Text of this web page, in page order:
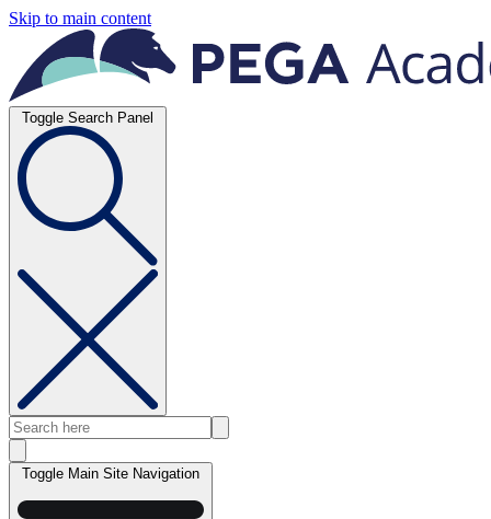
Skip to main content
Toggle Search Panel
Toggle Main Site Navigation